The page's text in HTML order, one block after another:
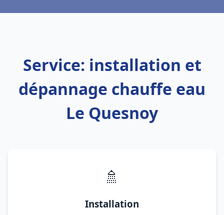
Service: installation et
dépannage chauffe eau
Le Quesnoy
🚿
Installation